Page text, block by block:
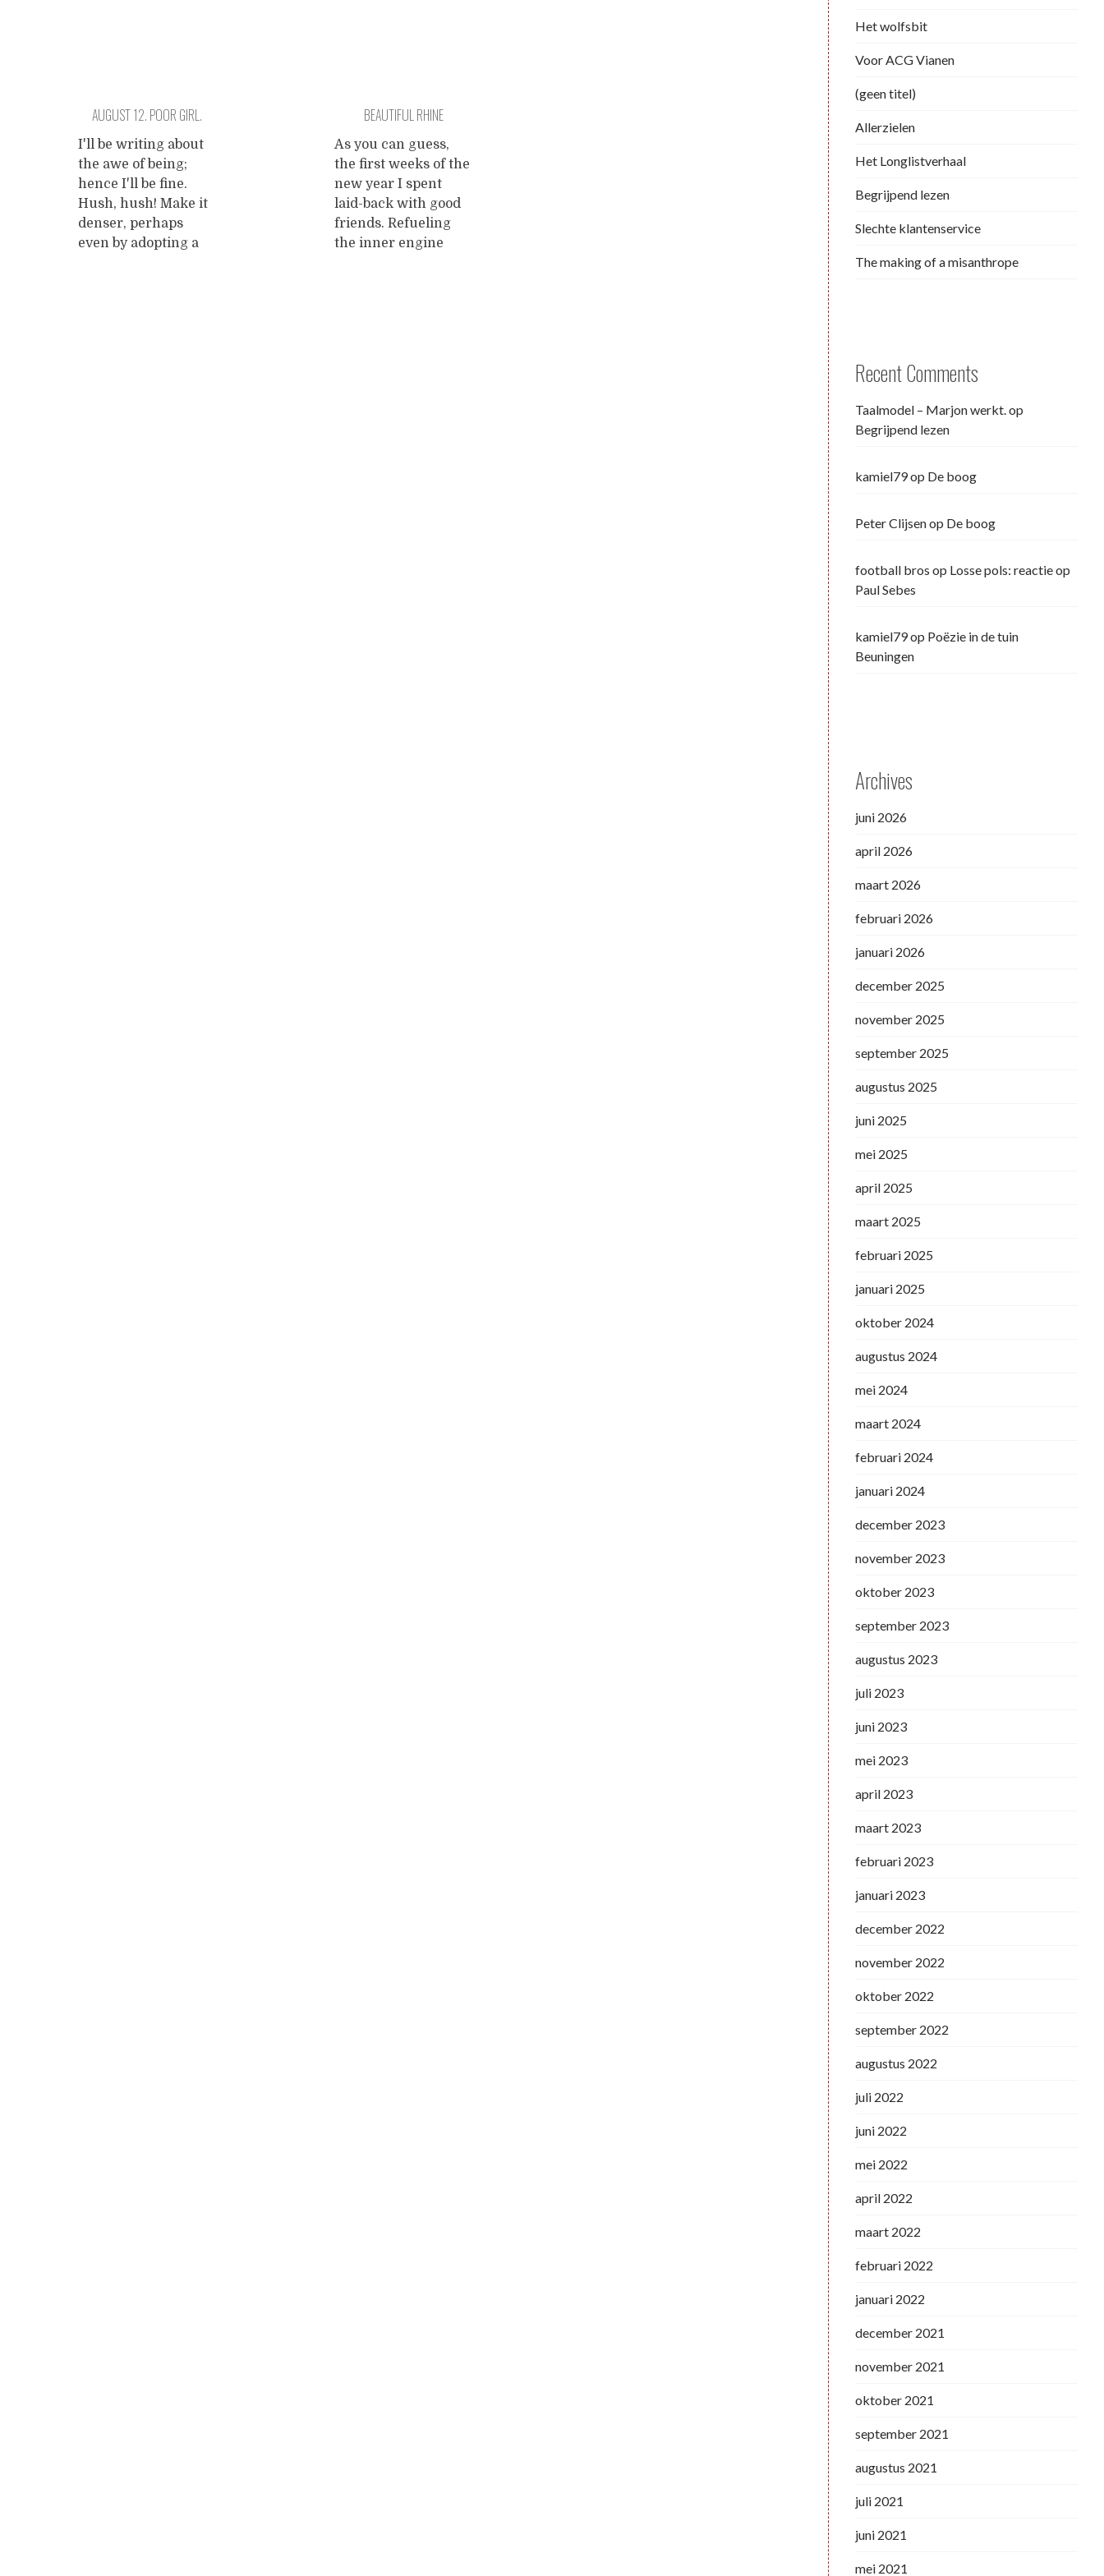
AUGUST 12. POOR GIRL.
I'll be writing about
the awe of being;
hence I'll be fine.
Hush, hush! Make it
denser, perhaps
even by adopting a
BEAUTIFUL RHINE
As you can guess,
the first weeks of the
new year I spent
laid-back with good
friends. Refueling
the inner engine
Het wolfsbit
Voor ACG Vianen
(geen titel)
Allerzielen
Het Longlistverhaal
Begrijpend lezen
Slechte klantenservice
The making of a misanthrope
Recent Comments
Taalmodel – Marjon werkt.op
Begrijpend lezen
kamiel79op De boog
Peter Clijsenop De boog
football bros op Losse pols: reactie op
Paul Sebes
kamiel79op Poëzie in de tuin
Beuningen
Archives
juni 2026
april 2026
maart 2026
februari 2026
januari 2026
december 2025
november 2025
september 2025
augustus 2025
juni 2025
mei 2025
april 2025
maart 2025
februari 2025
januari 2025
oktober 2024
augustus 2024
mei 2024
maart 2024
februari 2024
januari 2024
december 2023
november 2023
oktober 2023
september 2023
augustus 2023
juli 2023
juni 2023
mei 2023
april 2023
maart 2023
februari 2023
januari 2023
december 2022
november 2022
oktober 2022
september 2022
augustus 2022
juli 2022
juni 2022
mei 2022
april 2022
maart 2022
februari 2022
januari 2022
december 2021
november 2021
oktober 2021
september 2021
augustus 2021
juli 2021
juni 2021
mei 2021